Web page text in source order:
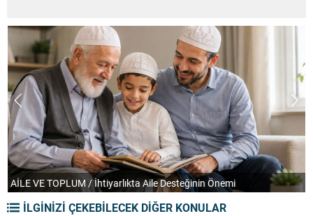
AİLE VE TOPLUM / İhtiyarlıkta Aile Desteğinin Önemi
İLGİNİZİ ÇEKEBİLECEK DİĞER KONULAR